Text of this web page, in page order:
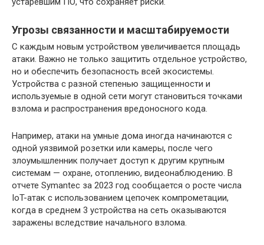
Угрозы связанности и масштабируемости
С каждым новым устройством увеличивается площадь
атаки. Важно не только защитить отдельное устройство,
но и обеспечить безопасность всей экосистемы.
Устройства с разной степенью защищенности и
используемые в одной сети могут становиться точками
взлома и распространения вредоносного кода.
Например, атаки на умные дома иногда начинаются с
одной уязвимой розетки или камеры, после чего
злоумышленник получает доступ к другим крупным
системам — охране, отоплению, видеонаблюдению. В
отчете Symantec за 2023 год сообщается о росте числа
IoT-атак с использованием цепочек компрометации,
когда в среднем 3 устройства на сеть оказываются
заражены вследствие начального взлома.